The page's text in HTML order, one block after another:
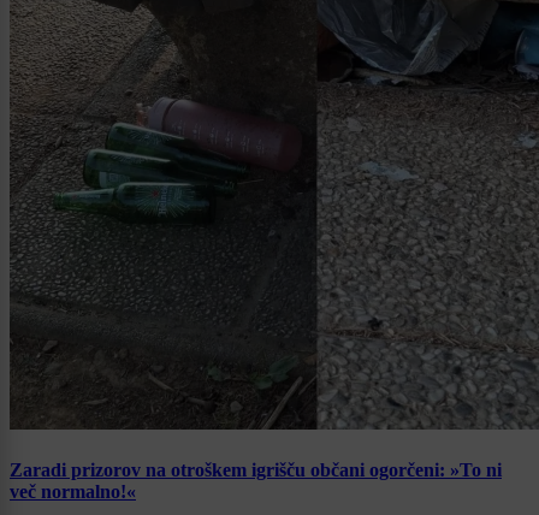
Zaradi prizorov na otroškem igrišču občani ogorčeni: »To ni
več normalno!«